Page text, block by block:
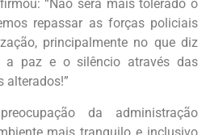
“Não será mais tolerado o
repassar as forças policiais
principalmente no que diz
a paz e o silêncio através das
alterados!”
da administração
mais tranquilo e inclusivo